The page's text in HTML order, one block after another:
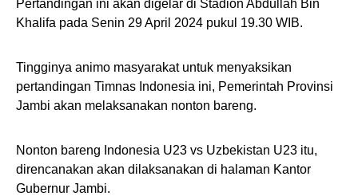
Pertandingan ini akan digelar di Stadion Abdullah Bin
Khalifa pada Senin 29 April 2024 pukul 19.30 WIB.
Tingginya animo masyarakat untuk menyaksikan
pertandingan Timnas Indonesia ini, Pemerintah Provinsi
Jambi akan melaksanakan nonton bareng.
Nonton bareng Indonesia U23 vs Uzbekistan U23 itu,
direncanakan akan dilaksanakan di halaman Kantor
Gubernur Jambi.